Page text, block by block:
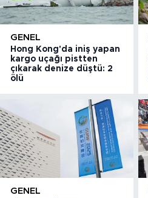
GENEL
Hong Kong'da iniş yapan
kargo uçağı pistten
çıkarak denize düştü: 2
ölü
GENEL